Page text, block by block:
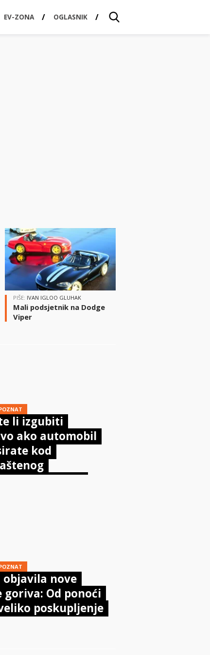
EV-ZONA OGLASNIK
PIŠE: IVAN IGLOO GLUHAK
Mali podsjetnik na Dodge
Viper
li izgubiti
ako automobil
kod
Evo što
objavila nove
goriva: Od ponoći
poskupljenje